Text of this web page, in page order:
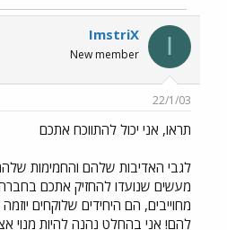
I
ImstriX
New member
22/1/03
תראו, אני יכול להתווכח אתכם
לגבי האדיבות שלהם והחמימות
מעשים שנועדו להחזיק אתכם
מחוייבים, הם היחידים שלוקחים
להם! אני בהחלט נהנה להיות מנוי